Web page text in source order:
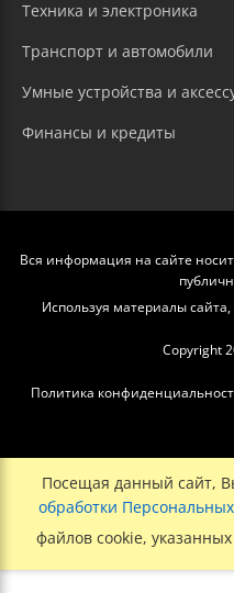
Техника и электроника
Транспорт и автомобили
Умные устройства и
Финансы и кредиты
Вся информация на сайте
Используя материалы
Copyright
Политика
Посещая данный сайт,
обработки
файлов cookie,